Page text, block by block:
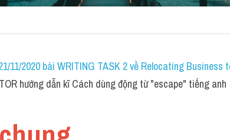
11/2020 bài WRITING TASK 2 về Relocating Business
hướng dẫn kĩ Cách dùng động từ "escape" tiếng anh